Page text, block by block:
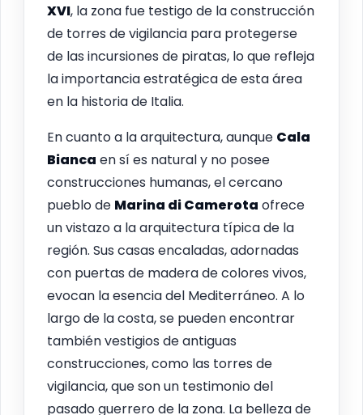
XVI, la zona fue testigo de la construcción
de torres de vigilancia para protegerse
de las incursiones de piratas, lo que refleja
la importancia estratégica de esta área
en la historia de Italia.
En cuanto a la arquitectura, aunque Cala
Bianca en sí es natural y no posee
construcciones humanas, el cercano
pueblo de Marina di Camerota ofrece
un vistazo a la arquitectura típica de la
región. Sus casas encaladas, adornadas
con puertas de madera de colores vivos,
evocan la esencia del Mediterráneo. A lo
largo de la costa, se pueden encontrar
también vestigios de antiguas
construcciones, como las torres de
vigilancia, que son un testimonio del
pasado guerrero de la zona. La belleza de